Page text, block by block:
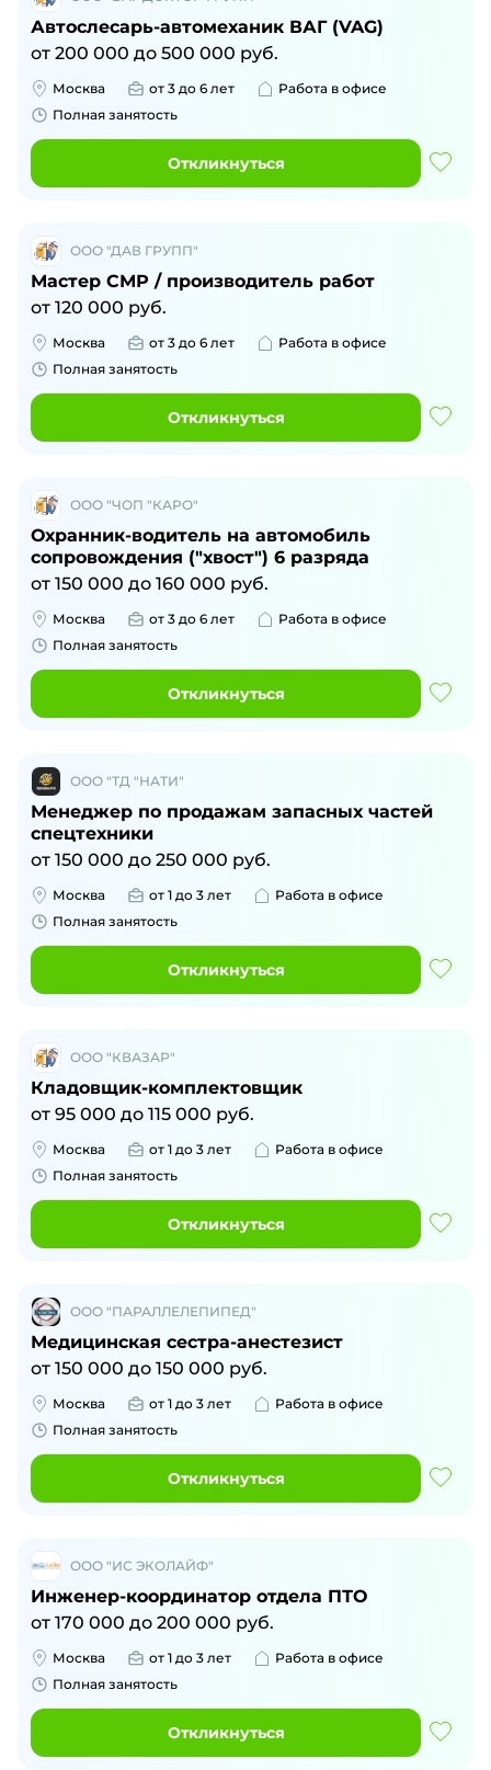
Автослесарь-автомеханик ВАГ (VAG)
от 200 000 до 500 000 руб.
Москва от 3 до 6 лет
Работа в офисе
Полная занятость
Откликнуться
ООО "ДАВ ГРУПП"
Мастер СМР / производитель работ
от 120 000 руб.
Москва от 3 до 6 лет
Работа в офисе
Полная занятость
Откликнуться
ООО "ЧОП "КАРО"
Охранник-водитель на автомобиль
сопровождения ("хвост") 6 разряда
от 150 000 до 160 000 руб.
Москва от 3 до 6 лет
Работа в офисе
Полная занятость
Откликнуться
ООО "ТД "НАТИ"
Менеджер по продажам запасных частей
спецтехники
от 150 000 до 250 000 руб.
Москва от 1 до 3 лет
Работа в офисе
Полная занятость
Откликнуться
ООО "КВАЗАР"
Кладовщик-комплектовщик
от 95 000 до 115 000 руб.
Москва от 1 до 3 лет
Работа в офисе
Полная занятость
Откликнуться
ООО "ПАРАЛЛЕЛЕПИПЕД"
Медицинская сестра-анестезист
от 150 000 до 150 000 руб.
Москва от 1 до 3 лет
Работа в офисе
Полная занятость
Откликнуться
ООО "ИС ЭКОЛАЙФ"
Инженер-координатор отдела ПТО
от 170 000 до 200 000 руб.
Москва от 1 до 3 лет
Работа в офисе
Полная занятость
Откликнуться